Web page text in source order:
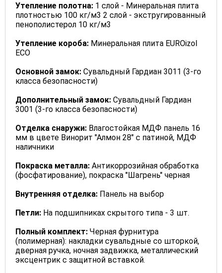
Утепление полотна: 1 слой - Минеральная плита
плотностью 100 кг/м3 2 слой - экстругированный
пенополистерол 10 кг/м3
Утепление короба: Минеральная плита EUROizol
ECO
Основной замок: Сувальдный Гардиан 3011 (3-го
класса безопасности)
Дополнительный замок: Сувальдный Гардиан
3001 (3-го класса безопасности)
Отделка снаружи: Влагостойкая МДФ панель 16
мм в цвете Винорит "Алмон 28" с патиной, МДФ
наличники
Покраска металла: Антикоррозийная обработка
(фосфатирование), покраска "Шагрень" черная
Внутренняя отделка: Панель на выбор
Петли: На подшипниках скрытого типа - 3 шт.
Полный комплект: Черная фурнитура
(полимерная): накладки сувальдные со шторкой,
дверная ручка, ночная задвижка, металлический
эксцентрик с защитной вставкой.